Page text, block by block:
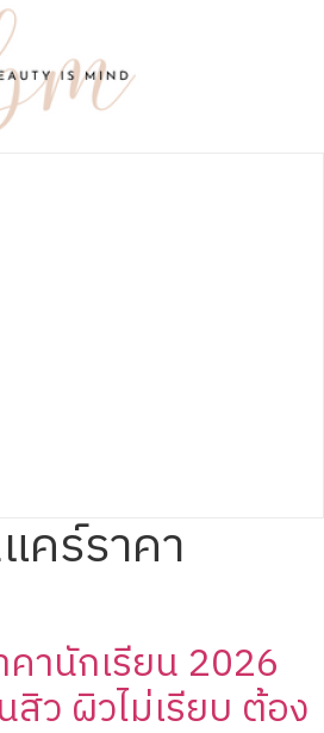
คร์ราคา
านักเรียน 2026
ว ผิวไม่เรียบ ต้อง